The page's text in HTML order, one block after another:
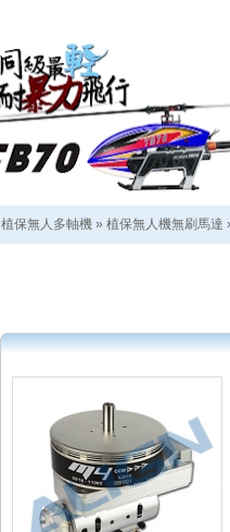
植保無人多軸機 » 植保無人機無刷馬達